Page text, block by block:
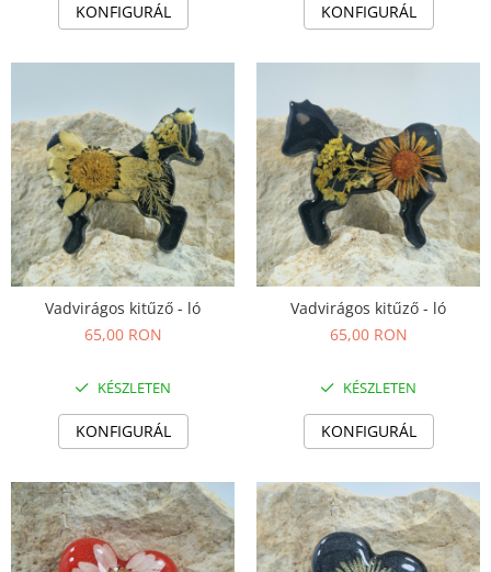
KONFIGURÁL KONFIGURÁL
Vadvirágos kitűző - ló
65,00 RON
KÉSZLETEN
KONFIGURÁL
Vadvirágos kitűző - ló
65,00 RON
KÉSZLETEN
KONFIGURÁL